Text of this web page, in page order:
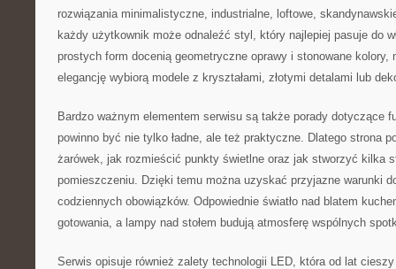
rozwiązania minimalistyczne, industrialne, loftowe,
każdy użytkownik może odnaleźć styl, który najlepiej pasuje do
prostych form docenią geometryczne oprawy i stonowane kolory,
elegancję wybiorą modele z kryształami, złotymi detalami lub
Bardzo ważnym elementem serwisu są także porady dotyczące
powinno być nie tylko ładne, ale też praktyczne. Dlatego strona
żarówek, jak rozmieścić punkty świetlne oraz jak stworzyć kilka
pomieszczeniu. Dzięki temu można uzyskać przyjazne warunki
codziennych obowiązków. Odpowiednie światło nad blatem
gotowania, a lampy nad stołem budują atmosferę wspólnych
Serwis opisuje również zalety technologii LED, która od lat